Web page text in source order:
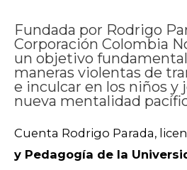
Fundada por Rodrigo
Corporación Colombia
un objetivo
maneras violentas de
e inculcar en los niños y
nueva mentalidad
Cuenta Rodrigo Parada,
y Pedagogía de la